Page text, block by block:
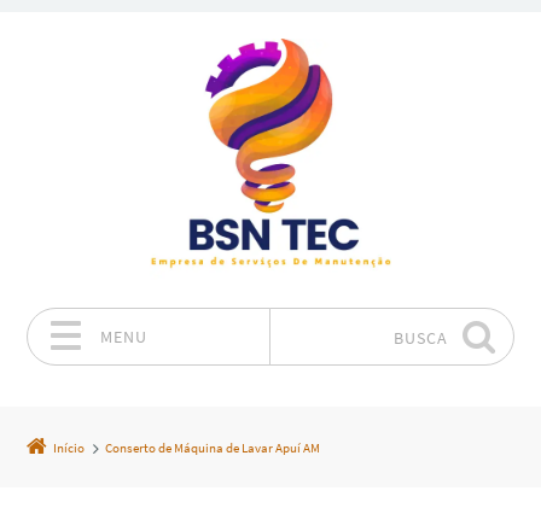
MENU BUSCA
Início Conserto de Máquina de Lavar Apuí AM